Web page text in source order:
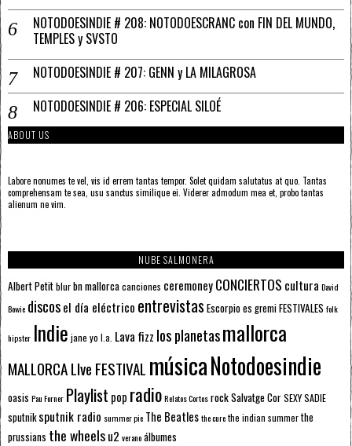
NOTODOESINDIE # 208: NOTODOESCRANC con FIN DEL MUNDO,
TEMPLES y SVSTO
NOTODOESINDIE # 207: GENN y LA MILAGROSA
NOTODOESINDIE # 206: ESPECIAL SILOÉ
ABOUT US
Labore nonumes te vel, vis id errem tantas tempor. Solet quidam salutatus at quo. Tantas
comprehensam te sea, usu sanctus similique ei. Viderer admodum mea et, probo tantas
alienum ne vim.
NUBE SALMONERA
Albert Petitblurbn mallorcacanciones ceremoneyCONCIERTOS cultura David
Bowie discosel día eléctrico entrevistas Escorpioes gremiFESTIVALES folk
hipster Indie jane yo l.a. Lava fizz los planetasmallorca
MALLORCA LIve FESTIVAL músicaNotodoesindie
oasis Pau Forner Playlist pop radioRelatos CortosrockSalvatge CorSEXY SADIE
sputnik sputnik radio summer pie The Beatlesthe curethe indian summerthe
prussians the wheelsu2 veranoálbumes